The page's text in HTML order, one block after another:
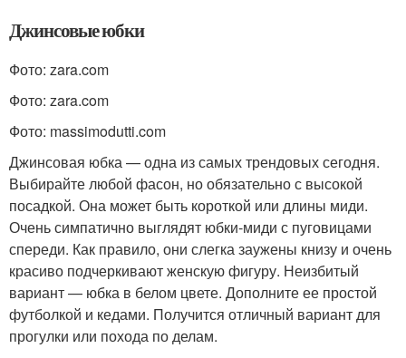
Джинсовые юбки
Фото: zara.com
Фото: zara.com
Фото: massimodutti.com
Джинсовая юбка — одна из самых трендовых сегодня.
Выбирайте любой фасон, но обязательно с высокой
посадкой. Она может быть короткой или длины миди.
Очень симпатично выглядят юбки-миди с пуговицами
спереди. Как правило, они слегка заужены книзу и очень
красиво подчеркивают женскую фигуру. Неизбитый
вариант — юбка в белом цвете. Дополните ее простой
футболкой и кедами. Получится отличный вариант для
прогулки или похода по делам.